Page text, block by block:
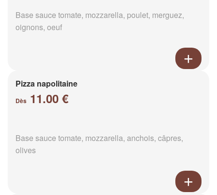
Base sauce tomate, mozzarella, poulet, merguez,
oignons, oeuf
Pizza napolitaine
Dès 11.00 €
Base sauce tomate, mozzarella, anchois, câpres,
olives